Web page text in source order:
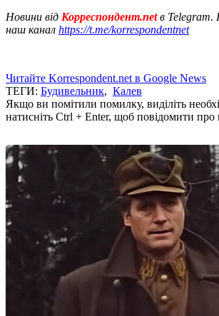
Новини від Корреспондент.netв Telegram.
наш канал https://t.me/korrespondentnet
Читайте Korrespondent.net в Google News
ТЕГИ: Будивельник, Калев
Якщо ви помітили помилку, виділіть
натисніть Ctrl + Enter, щоб повідомити про